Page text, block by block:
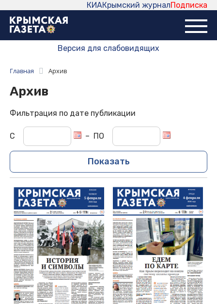
Подписка
Крымский журнал
КИА
Версия для слабовидящих
Главная Архив
Архив
Фильтрация по дате публикации
С – ПО
Показать